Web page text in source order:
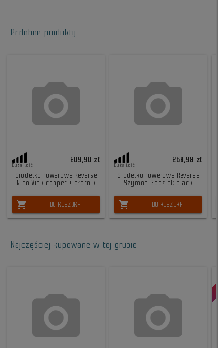
Podobne produkty
Duża ilość
209,90 zł
Siodełko rowerowe Reverse
Nico Vink copper + błotnik
shopping_cart DO KOSZYKA
Duża ilość
268,98 zł
Siodełko rowerowe Reverse
Szymon Godziek black
shopping_cart DO KOSZYKA
Najczęściej kupowane w tej grupie